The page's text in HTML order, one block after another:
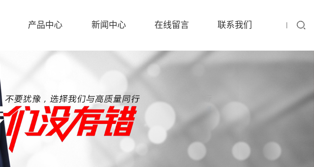
产品中心 新闻中心 在线留言 联系我们